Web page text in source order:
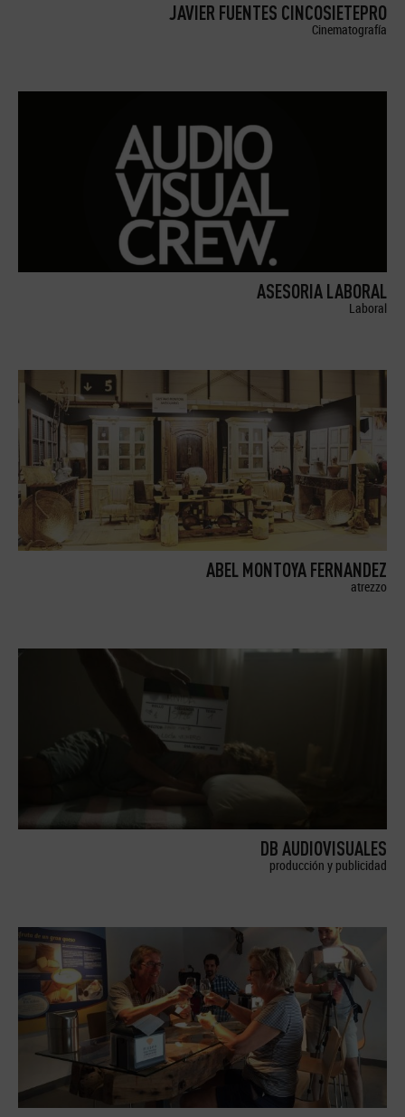
JAVIER FUENTES CINCOSIETEPRO
Cinematografía
ASESORIA LABORAL
Laboral
ABEL MONTOYA FERNANDEZ
atrezzo
DB AUDIOVISUALES
producción y publicidad